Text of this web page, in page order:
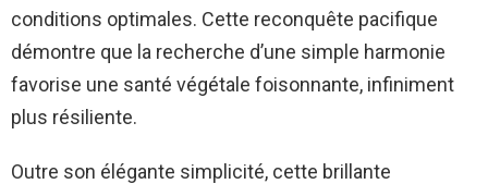
conditions optimales. Cette reconquête pacifique
démontre que la recherche d’une simple harmonie
favorise une santé végétale foisonnante, infiniment
plus résiliente.
Outre son élégante simplicité, cette brillante